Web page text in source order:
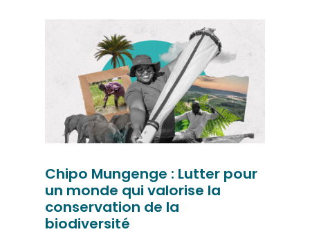
Chipo Mungenge : Lutter pour
un monde qui valorise la
conservation de la
biodiversité